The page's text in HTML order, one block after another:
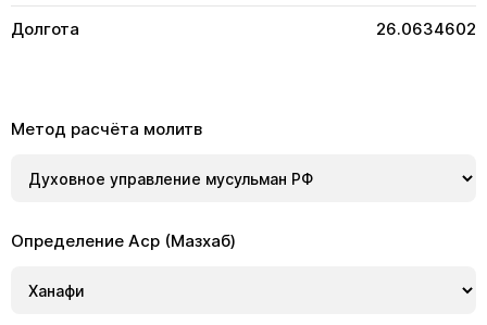
Долгота 26.0634602
Метод расчёта молитв
Определение Аср (Мазхаб)